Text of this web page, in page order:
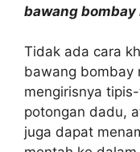
bawang bombay
Tidak ada cara
bawang bombay
mengirisnya
potongan dadu,
juga dapat